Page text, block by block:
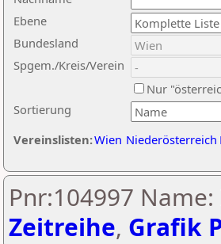
Ebene
Sortierung
Bundesland
Spgem./Kreis/Verein
Nur
Vereinslisten:Wien Niederösterreich
Pnr:104997
Zeitreihe, Grafik